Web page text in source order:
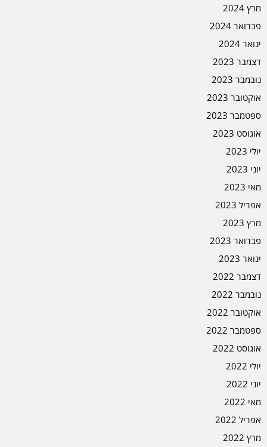
מרץ 2024
פברואר 2024
ינואר 2024
דצמבר 2023
נובמבר 2023
אוקטובר 2023
ספטמבר 2023
אוגוסט 2023
יולי 2023
יוני 2023
מאי 2023
אפריל 2023
מרץ 2023
פברואר 2023
ינואר 2023
דצמבר 2022
נובמבר 2022
אוקטובר 2022
ספטמבר 2022
אוגוסט 2022
יולי 2022
יוני 2022
מאי 2022
אפריל 2022
מרץ 2022